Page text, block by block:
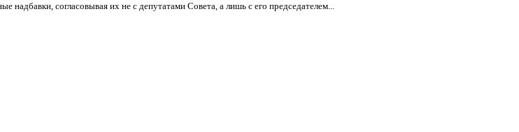
надбавки, согласовывая их не с депутатами Совета, а лишь с его председателем...